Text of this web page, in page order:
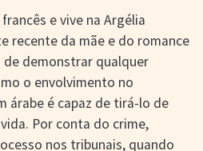
e vive na Argélia
recente da mãe e do romance
de demonstrar qualquer
o envolvimento no
árabe é capaz de tirá-lo de
Por conta do crime,
nos tribunais, quando